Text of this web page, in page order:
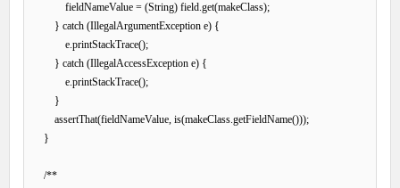
            fieldNameValue = (String) field.get(makeClass);
        } catch (IllegalArgumentException e) {
            e.printStackTrace();
        } catch (IllegalAccessException e) {
            e.printStackTrace();
        }
        assertThat(fieldNameValue, is(makeClass.getFieldName()));
    }
    /**